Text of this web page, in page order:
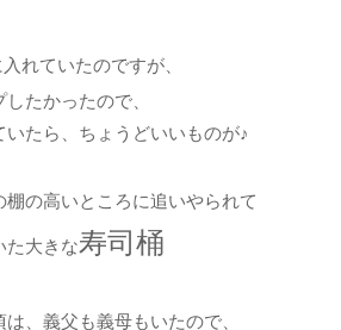
入れていたのですが、
たかったので、
たら、ちょうどいいものが♪
棚の高いところに追いやられて
た大きな寿司桶
、義父も義母もいたので、